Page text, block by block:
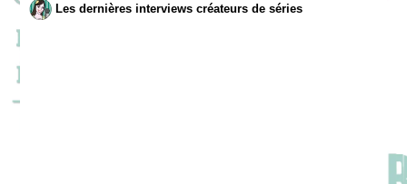
Les dernières interviews créateurs de séries